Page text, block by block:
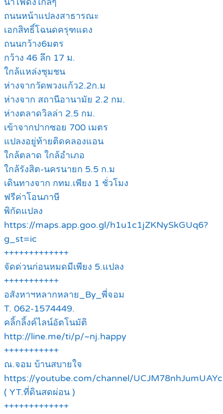
ถนนหน้าแปลงสาธารณะ
เอกสิทธิ์โฉนดครุฑแดง
ถนนกว้าง6มตร
กว้าง 46 ลึก 17 ม.
ใกล้แหล่งชุมชน
ห่างจากวัดพวงแก้ว2.2ก.ม
ห่างจาก สถานีอานามัย 2.2 กม.
ห่างตลาดวิลล่า 2.5 กม.
เข้าจากปากซอย 700 เมตร
แปลงอยู่ท้ายติดคลองแอน
ใกล้ตลาด ใกล้อำเภอ
ใกล้รังสิต-นครนายก 5.5 ก.ม
เดินทางจาก กทม.เพียง 1 ชั่วโมง
ฟรีค่าโอนภาษี
พิกัดแปลง
https://maps.app.goo.gl/h1u1c1jZKNySkGUq6?
g_st=ic
+++++++++++++
จัดด่วนก่อนหมดมีเพียง 5.แปลง
+++++++++++
อสังหาฯหลากหลาย_By_พี่จอม
T. 062-1574449.
คลิ้กลิ้งค์ไลน์อัตโนมัติ
http://line.me/ti/p/~nj.happy
+++++++++++
ณ.จอม บ้านสบายใจ
https://youtube.com/channel/
( YT.ที่ดินสดผ่อน )
+++++++++++++